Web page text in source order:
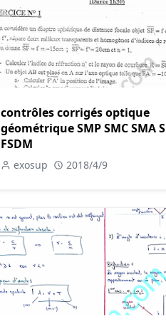
contrôles corrigés optique
géométrique SMP SMC SMA
FSDM
exosup 2018/4/9